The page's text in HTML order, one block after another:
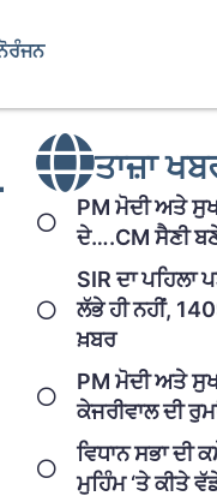
ਤਾਜ਼ਾ
PM ਮੋਦੀ ਅਤੇ
ਦੇ….CM ਸੈਣੀ
SIR ਦਾ
ਲੱਭੇ ਹੀ ਨਹੀਂ,
ਖ਼ਬਰ
PM ਮੋਦੀ ਅਤੇ
ਕੇਜਰੀਵਾਲ ਦੀ
ਵਿਧਾਨ ਸਭਾ ਦੀ
ਮੁਹਿੰਮ ‘ਤੇ ਕੀਤੇ